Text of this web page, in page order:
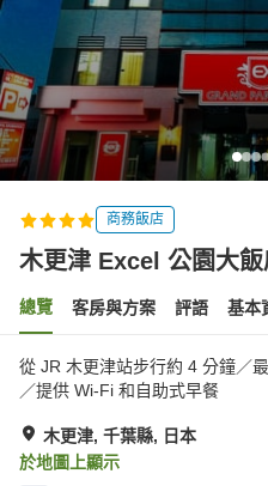
商務飯店
木更津 Excel 公園大飯
總覽 客房與方案 評語 基本
從 JR 木更津站步行約 4 分鐘／
／提供 Wi-Fi 和自助式早餐
木更津, 千葉縣, 日本
於地圖上顯示